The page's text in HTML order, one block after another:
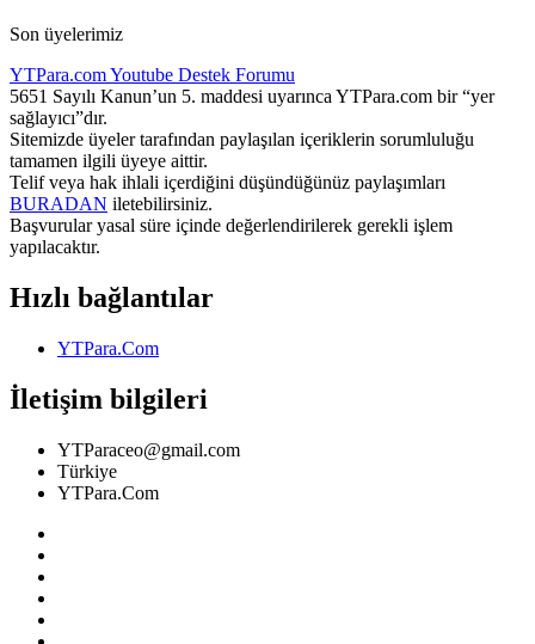
Son üyelerimiz
YTPara.comYoutube Destek Forumu
5651 Sayılı Kanun’un 5. maddesi uyarınca YTPara.com bir “yer
sağlayıcı”dır.
Sitemizde üyeler tarafından paylaşılan içeriklerin sorumluluğu
tamamen ilgili üyeye aittir.
Telif veya hak ihlali içerdiğini düşündüğünüz paylaşımları
BURADAN iletebilirsiniz.
Başvurular yasal süre içinde değerlendirilerek gerekli işlem
yapılacaktır.
Hızlı bağlantılar
YTPara.Com
İletişim bilgileri
YTParaceo@gmail.com
Türkiye
YTPara.Com